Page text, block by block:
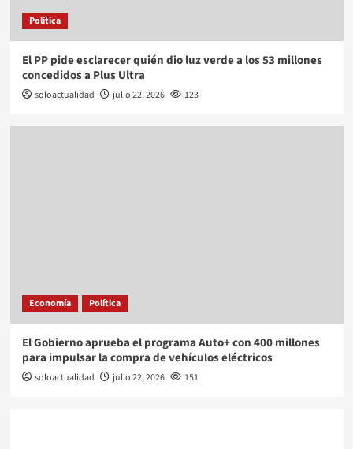
Política
El PP pide esclarecer quién dio luz verde a los 53 millones
concedidos a Plus Ultra
soloactualidad julio 22, 2026 123
Economía Política
El Gobierno aprueba el programa Auto+ con 400 millones
para impulsar la compra de vehículos eléctricos
soloactualidad julio 22, 2026 151